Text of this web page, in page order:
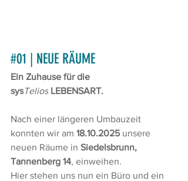
#01 | NEUE RÄUME
Ein Zuhause für die
sysTelios LEBENSART.
Nach einer längeren Umbauzeit
konnten wir am 18.10.2025 unsere
neuen Räume in Siedelsbrunn,
Tannenberg 14, einweihen.
Hier stehen uns nun ein Büro und ein